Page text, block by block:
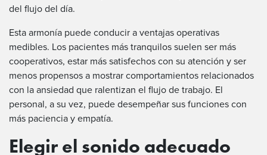
del flujo del día.
Esta armonía puede conducir a ventajas operativas
medibles. Los pacientes más tranquilos suelen ser más
cooperativos, estar más satisfechos con su atención y ser
menos propensos a mostrar comportamientos relacionados
con la ansiedad que ralentizan el flujo de trabajo. El
personal, a su vez, puede desempeñar sus funciones con
más paciencia y empatía.
Elegir el sonido adecuado